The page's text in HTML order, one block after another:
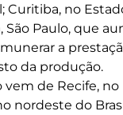
Curitiba, no
São Paulo, que
a
da produção.
de Recife, no
nordeste do